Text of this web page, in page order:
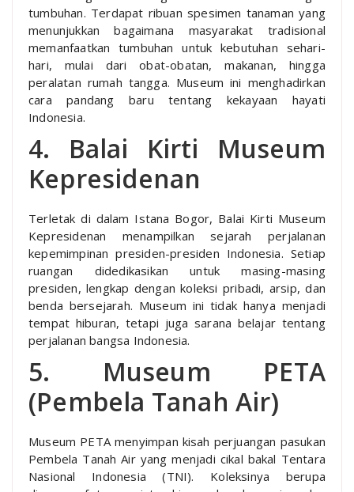
tumbuhan. Terdapat ribuan spesimen tanaman yang
menunjukkan bagaimana masyarakat tradisional
memanfaatkan tumbuhan untuk kebutuhan sehari-
hari, mulai dari obat-obatan, makanan, hingga
peralatan rumah tangga. Museum ini menghadirkan
cara pandang baru tentang kekayaan hayati
Indonesia.
4. Balai Kirti Museum
Kepresidenan
Terletak di dalam Istana Bogor, Balai Kirti Museum
Kepresidenan menampilkan sejarah perjalanan
kepemimpinan presiden-presiden Indonesia. Setiap
ruangan didedikasikan untuk masing-masing
presiden, lengkap dengan koleksi pribadi, arsip, dan
benda bersejarah. Museum ini tidak hanya menjadi
tempat hiburan, tetapi juga sarana belajar tentang
perjalanan bangsa Indonesia.
5. Museum PETA
(Pembela Tanah Air)
Museum PETA menyimpan kisah perjuangan pasukan
Pembela Tanah Air yang menjadi cikal bakal Tentara
Nasional Indonesia (TNI). Koleksinya berupa